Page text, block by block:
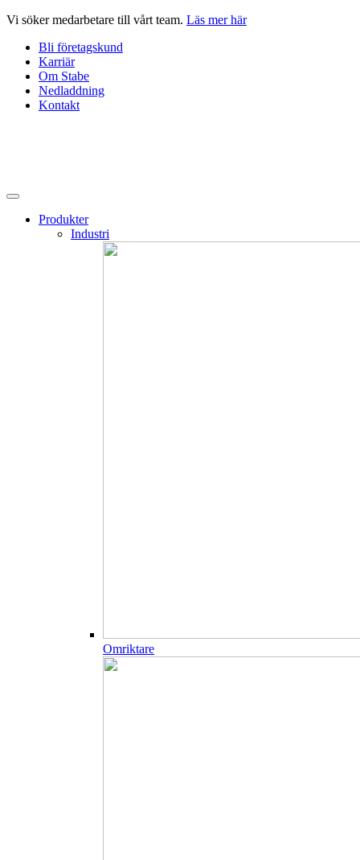
Hoppa
innehåll
Vi söker medarbetare till vårt team. Läs mer här
Bli företagskund
Karriär
Om Stabe
Nedladdning
Kontakt
Produkter
Industri
Omriktare